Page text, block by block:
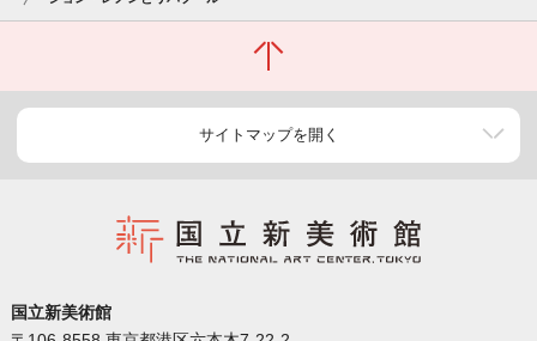
サイトマップを開く
国立新美術館